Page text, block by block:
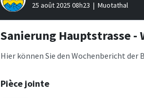
Sanierung Hauptstrasse -
Hier können Sie den Wochenbericht der